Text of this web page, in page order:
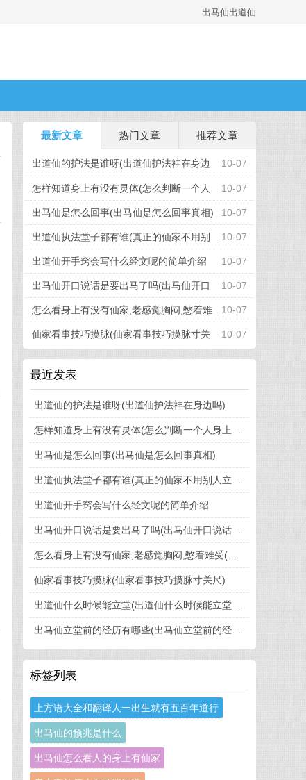
出马仙出道仙
最新文章 热门文章 推荐文章
10-07
出道仙的护法是谁呀(出道仙护法神在身边
吗) 10-07
怎样知道身上有没有灵体(怎么判断一个人
身上有灵体) 10-07
出马仙是怎么回事(出马仙是怎么回事真相)
10-07
出道仙执法堂子都有谁(真正的仙家不用别
人立堂子) 10-07
出道仙开手窍会写什么经文呢的简单介绍
10-07
出马仙开口说话是要出马了吗(出马仙开口
说话是要出马了吗视频) 10-07
怎么看身上有没有仙家,老感觉胸闷,憋着难
受(怎么看身上有没有仙家,老感觉胸闷,憋着难受
呢)
10-07
仙家看事技巧摸脉(仙家看事技巧摸脉寸关
尺)
最近发表
出道仙的护法是谁呀(出道仙护法神在身边吗)
出马仙是怎么回事(出马仙是怎么回事真相)
出道仙开手窍会写什么经文呢的简单介绍
仙家看事技巧摸脉(仙家看事技巧摸脉寸关尺)
标签列表
上方语大全和翻译人一出生就有五百年道行
出马仙的预兆是什么
出马仙怎么看人的身上有仙家